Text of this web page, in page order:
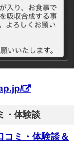
・体験談
コミ・体験談＆